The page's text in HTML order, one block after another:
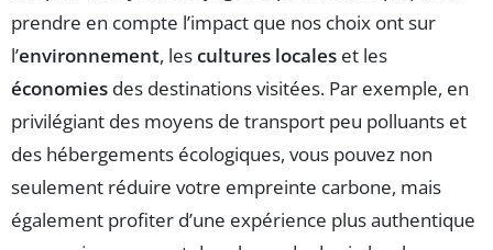
prendre en compte l’impact que nos choix ont sur
l’environnement, lescultures locales et les
économies des destinations visitées. Par exemple, en
privilégiant des moyens de transport peu polluants et
des hébergements écologiques, vous pouvez non
seulement réduire votre empreinte carbone, mais
également profiter d’une expérience plus authentique